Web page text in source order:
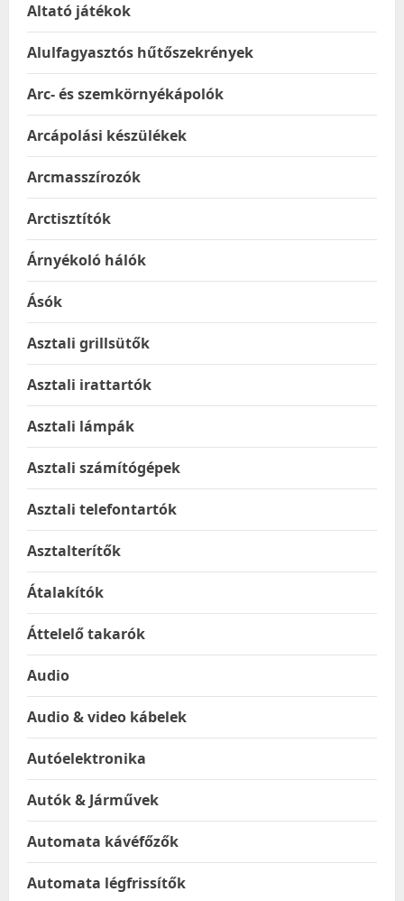
Altató játékok
Alulfagyasztós hűtőszekrények
Arc- és szemkörnyékápolók
Arcápolási készülékek
Arcmasszírozók
Arctisztítók
Árnyékoló hálók
Ásók
Asztali grillsütők
Asztali irattartók
Asztali lámpák
Asztali számítógépek
Asztali telefontartók
Asztalterítők
Átalakítók
Áttelelő takarók
Audio
Audio & video kábelek
Autóelektronika
Autók & Járművek
Automata kávéfőzők
Automata légfrissítők